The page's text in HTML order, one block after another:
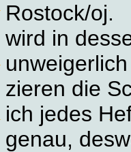
Rostock/oj.
wird in
zieren die
ich jedes
genau,